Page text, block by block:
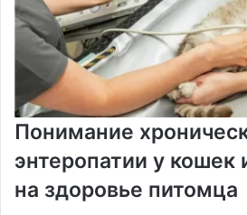
Понимание
энтеропатии у кошек
на здоровье питомца